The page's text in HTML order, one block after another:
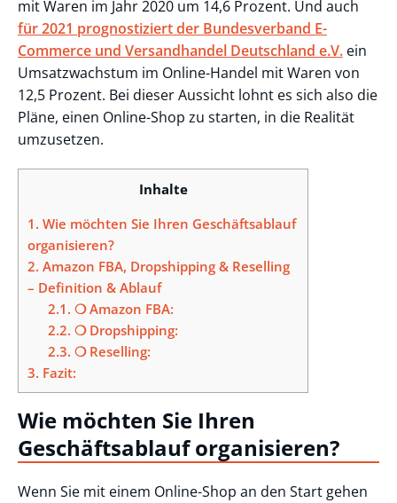
mit Waren im Jahr 2020 um 14,6 Prozent. Und auch
für 2021 prognostiziert der Bundesverband E-
Commerce und Versandhandel Deutschland e.V. ein
Umsatzwachstum im Online-Handel mit Waren von
12,5 Prozent. Bei dieser Aussicht lohnt es sich also die
Pläne, einen Online-Shop zu starten, in die Realität
umzusetzen.
Inhalte
1. Wie möchten Sie Ihren Geschäftsablauf
organisieren?
2. Amazon FBA, Dropshipping & Reselling
– Definition & Ablauf
2.1. ❍ Amazon FBA:
2.2. ❍ Dropshipping:
2.3. ❍ Reselling:
3. Fazit:
Wie möchten Sie Ihren
Geschäftsablauf organisieren?
Wenn Sie mit einem Online-Shop an den Start gehen